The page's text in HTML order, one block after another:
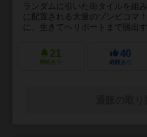
ランダムに引いた街タイルを組
に配置される大量のゾンビコマ
に、生きてヘリポートまで脱出
21
興味あり
40
経験あり